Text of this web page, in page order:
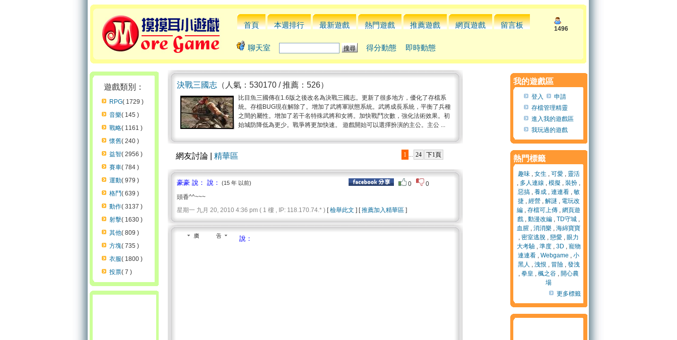
首頁 本週排行 最新遊戲 熱門遊戲 推薦遊戲 網頁遊戲 留言板 1496
聊天室 得分動態 即時動態
遊戲類別：
RPG( 1729 )
音樂( 145 )
戰略( 1161 )
懷舊( 240 )
益智( 2956 )
賽車( 784 )
運動( 979 )
格鬥( 639 )
動作( 3137 )
射擊( 1630 )
其他( 809 )
方塊( 735 )
衣服( 1800 )
投票( 7 )
決戰三國志 （人氣：530170 / 推薦：526）
比目魚三國傳在1.6版之後改名為決戰三國志。更新了很多地方，優化了存檔系
統。存檔BUG現在解除了。增加了武將軍狀態系統。武將成長系統，平衡了兵種
之間的屬性。增加了若干名特殊武將和女將。加快戰鬥次數，強化法術效果。初
始城防降低為更少。戰爭將更加快速。 遊戲開始可以選擇扮演的主公。主公 ...
網友討論 | 精華區 1 24 下1頁
豪豪 說： 說： (15 年 以前) 0
0
頭香^^~~~
星期一 九月 20, 2010 4:36 pm ( 1 樓 , IP: 118.170.74.* ) [檢舉此文 ] [推薦加入精華區 ]
說：
我的遊戲區
登入
申請
存檔管理精靈
進入我的遊戲區
我玩過的遊戲
熱門標籤
趣味, 女生 , 可愛, 靈活
, 多人連線 , 模擬 , 裝扮 ,
惡搞, 養成, 連連看, 敏
捷, 經營, 解謎 , 電玩改
編 , 存檔可上傳 , 網頁遊
戲 , 動漫改編 , TD守城 ,
血腥 , 消消樂 , 海綿寶寶
, 密室逃脫 , 戀愛 , 眼力
大考驗, 準度, 3D , 寵物
連連看 , Webgame , 小
黑人 , 洩恨 , 冒險, 發洩
, 拳皇 , 楓之谷 , 開心農
場
更多標籤